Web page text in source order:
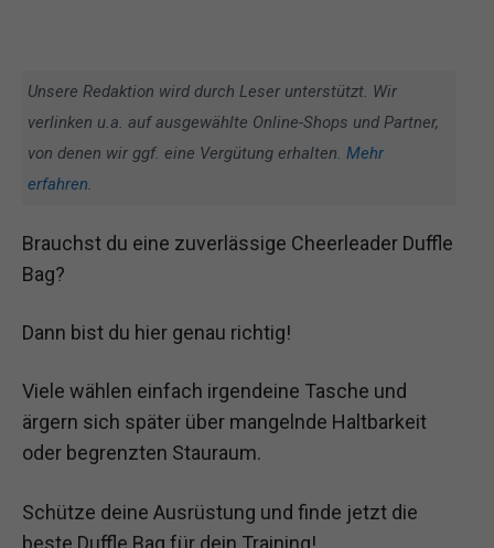
Unsere Redaktion wird durch Leser unterstützt. Wir
verlinken u.a. auf ausgewählte Online-Shops und Partner,
von denen wir ggf. eine Vergütung erhalten. Mehr
erfahren.
Brauchst du eine zuverlässige Cheerleader Duffle
Bag?
Dann bist du hier genau richtig!
Viele wählen einfach irgendeine Tasche und
ärgern sich später über mangelnde Haltbarkeit
oder begrenzten Stauraum.
Schütze deine Ausrüstung und finde jetzt die
beste Duffle Bag für dein Training!